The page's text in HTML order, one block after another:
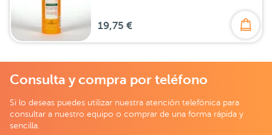
19,75 €
Consulta y compra por teléfono
Si lo deseas puedes utilizar nuestra atención telefónica para
consultar a nuestro equipo o comprar de una forma rápida y
sencilla.